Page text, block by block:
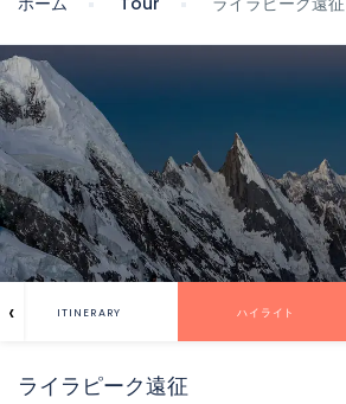
ITINERARY ハイライト
‹
ライラピーク遠征